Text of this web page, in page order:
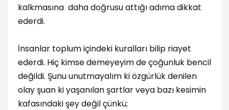
kalkmasına daha doğrusu attığı adıma dikkat
ederdi.
İnsanlar toplum içindeki kuralları bilip riayet
ederdi. Hiç kimse demeyeyim de çoğunluk bencil
değildi. Şunu unutmayalım ki özgürlük denilen
olay şuan ki yaşanılan şartlar veya bazı kesimin
kafasındaki şey değil çünkü;